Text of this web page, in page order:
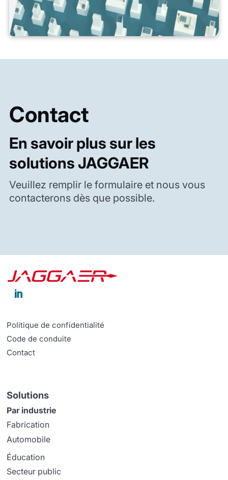
Contact
En savoir plus sur les
solutions JAGGAER
Veuillez remplir le formulaire et nous vous
contacterons dès que possible.

Politique de confidentialité
Code de conduite
Contact
Solutions
Par industrie
Fabrication
Automobile
Éducation
Secteur public